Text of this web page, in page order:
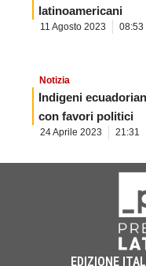
latinoamericani
11 Agosto 2023 08:53
Notizia
Indigeni
con favori politici
24 Aprile 2023 21:31
EDIZIONE